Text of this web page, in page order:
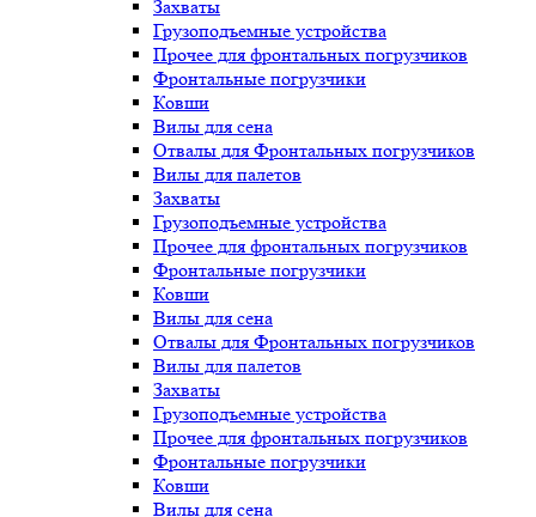
Захваты
Грузоподъемные устройства
Прочее для фронтальных погрузчиков
Фронтальные погрузчики
Ковши
Вилы для сена
Отвалы для Фронтальных погрузчиков
Вилы для палетов
Захваты
Грузоподъемные устройства
Прочее для фронтальных погрузчиков
Фронтальные погрузчики
Ковши
Вилы для сена
Отвалы для Фронтальных погрузчиков
Вилы для палетов
Захваты
Грузоподъемные устройства
Прочее для фронтальных погрузчиков
Фронтальные погрузчики
Ковши
Вилы для сена